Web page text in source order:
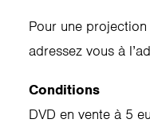
Pour une
adressez vous à
Conditions
DVD en vente à 5